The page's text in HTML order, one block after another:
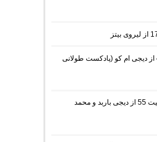
دانلود ریمیکس امکو 43 از دیجی ام کو (پادکست طولانی
دانلود ریمیکس تهران فیت 55 از دیجی باربد و محمد